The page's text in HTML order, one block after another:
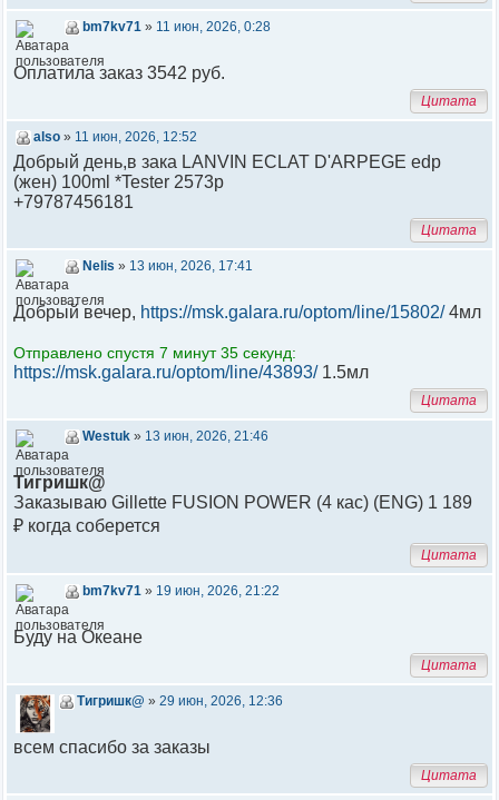
bm7kv71 » 11 июн, 2026, 0:28
Оплатила заказ 3542 руб.
Цитата
also » 11 июн, 2026, 12:52
Добрый день,в зака LANVIN ECLAT D'ARPEGE edp
(жен) 100ml *Tester 2573р
+79787456181
Цитата
Nelis » 13 июн, 2026, 17:41
Добрый вечер, https://msk.galara.ru/optom/line/15802/4мл
Отправлено спустя 7 минут 35 секунд:
https://msk.galara.ru/optom/line/43893/1.5мл
Цитата
Westuk » 13 июн, 2026, 21:46
Тигришк@
Заказываю Gillette FUSION POWER (4 кас) (ENG) 1 189
₽ когда соберется
Цитата
bm7kv71 » 19 июн, 2026, 21:22
Буду на Океане
Цитата
Тигришк@ » 29 июн, 2026, 12:36
всем спасибо за заказы
Цитата